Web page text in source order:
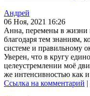
Андрей
06 Ноя, 2021 16:26
Анна, перемены в жизни
благодаря тем знаниям,
системе и правильному
Уверен, что в кругу
целеустремлении моё
же интенсивностью как и
Ссылка на комментарий |